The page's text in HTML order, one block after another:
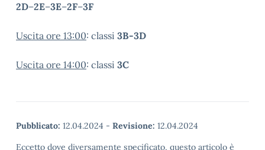
2D–2E–3E–2F–3F
Uscita ore 13:00: classi 3B-3D
Uscita ore 14:00: classi 3C
Pubblicato: 12.04.2024 - Revisione: 12.04.2024
Eccetto dove diversamente specificato, questo articolo è